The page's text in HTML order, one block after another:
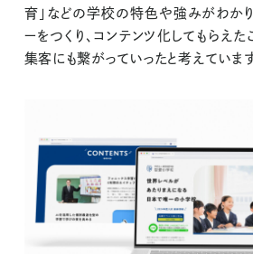
育」などの学校の特色や強みがわか
ーをつくり、コンテンツ化してもらえた
集客にも繋がっていったと考えています